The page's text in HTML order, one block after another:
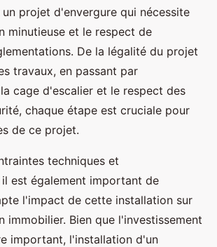
projet d'envergure qui nécessite
minutieuse et le respect de
De la légalité du projet
travaux, en passant par
cage d'escalier et le respect des
chaque étape est cruciale pour
de ce projet.
techniques et
il est également important de
l'impact de cette installation sur
immobilier. Bien que l'investissement
important, l'installation d'un